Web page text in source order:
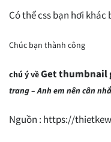
Có thể css bạn hơi
Chúc bạn thành công
chú ý vềGet thumbnail
trang – Anh em nên cân
Nguồn : https://